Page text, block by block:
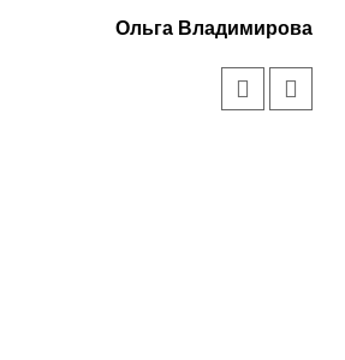
Ольга Владимирова